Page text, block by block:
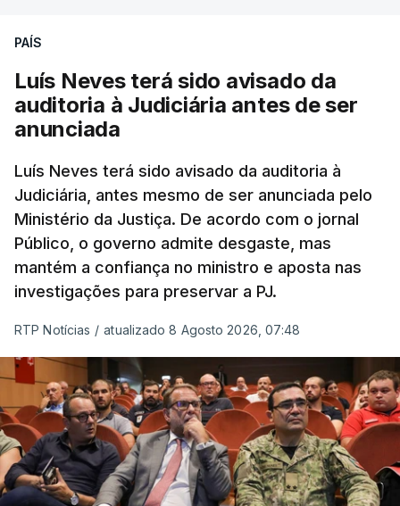
PAÍS
Luís Neves terá sido avisado da
auditoria à Judiciária antes de ser
anunciada
Luís Neves terá sido avisado da auditoria à
Judiciária, antes mesmo de ser anunciada pelo
Ministério da Justiça. De acordo com o jornal
Público, o governo admite desgaste, mas
mantém a confiança no ministro e aposta nas
investigações para preservar a PJ.
RTP Notícias / atualizado 8 Agosto 2026, 07:48